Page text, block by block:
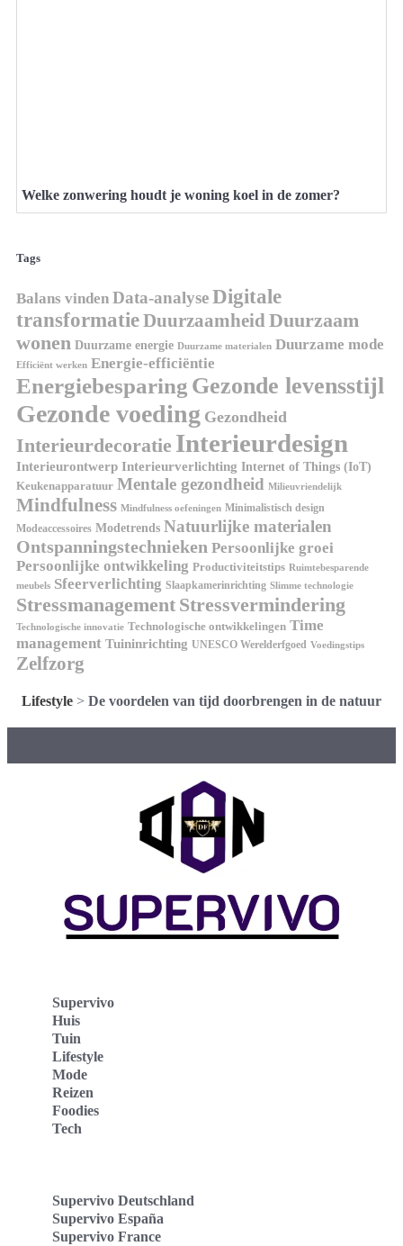
Welke zonwering houdt je woning koel in de zomer?
Tags
Balans vinden Data-analyseDigitale
transformatieDuurzaamheidDuurzaam
wonen Duurzame energie Duurzame materialen Duurzame mode
Efficiënt werken Energie-efficiëntie
Energiebesparing Gezonde levensstijl
Gezonde voeding Gezondheid
Interieurdecoratie Interieurdesign
Interieurontwerp Interieurverlichting Internet of Things (IoT)
Keukenapparatuur Mentale gezondheid Milieuvriendelijk
Mindfulness Mindfulness oefeningen Minimalistisch design
Modeaccessoires Modetrends Natuurlijke materialen
Ontspanningstechnieken Persoonlijke groei
Persoonlijke ontwikkeling Productiviteitstips Ruimtebesparende
meubels Sfeerverlichting Slaapkamerinrichting Slimme technologie
Stressmanagement Stressvermindering
Technologische innovatie Technologische ontwikkelingen Time
management Tuininrichting UNESCO Werelderfgoed Voedingstips
Zelfzorg
Lifestyle > De voordelen van tijd doorbrengen in de natuur
Supervivo
Huis
Tuin
Lifestyle
Mode
Reizen
Foodies
Tech
Supervivo Deutschland
Supervivo España
Supervivo France